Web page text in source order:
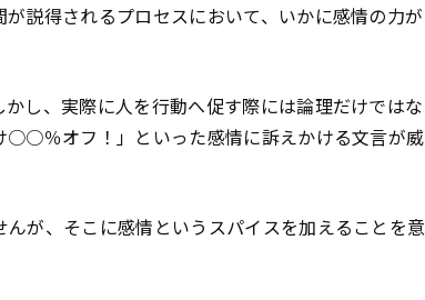
説得されるプロセスにおいて、いかに感情の力が
し、実際に人を行動へ促す際には論理だけではな
％オフ！」といった感情に訴えかける文言が威
が、そこに感情というスパイスを加えることを意